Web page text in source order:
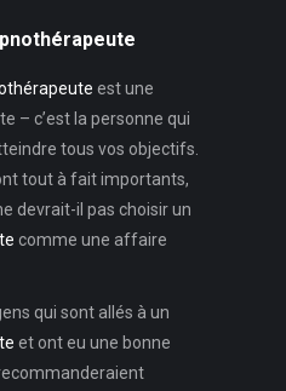
est une
– c’est la personne qui
tous vos objectifs.
tout à fait importants,
devrait-il pas choisir un
comme une affaire
qui sont allés à un
et ont eu une bonne